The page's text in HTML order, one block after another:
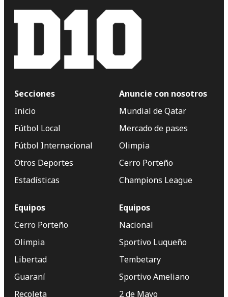
Secciones
Inicio
Fútbol Local
Fútbol Internacional
Otros Deportes
Estadísticas
Anuncie con nosotros
Mundial de Qatar
Mercado de pases
Olimpia
Cerro Porteño
Champions League
Equipos
Cerro Porteño
Olimpia
Libertad
Guaraní
Recoleta
Equipos
Nacional
Sportivo Luqueño
Tembetary
Sportivo Ameliano
2 de Mayo